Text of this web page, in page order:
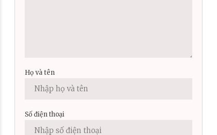
Họ và tên
Số điện thoại